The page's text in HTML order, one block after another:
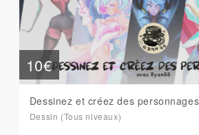
10€
Dessinez et créez des
Dessin (Tous niveaux)